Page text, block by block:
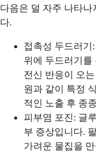
다음은 덜 자주 나타나
다.
접촉성 두드러기
위에 두드러기를
전신 반응이 오
원과 같이 특정
적인 노출 후 종
피부염 포진: 글
부 증상입니다.
가려운 물집을